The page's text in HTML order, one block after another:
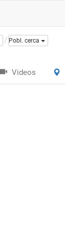
Pobl. cerca
Videos